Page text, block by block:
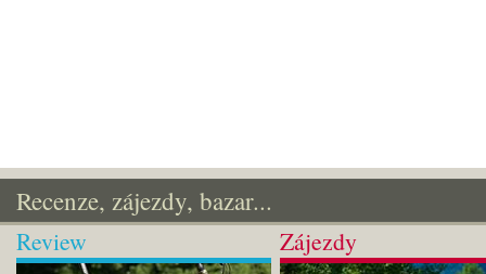
Recenze, zájezdy, bazar...
Review Zájezdy